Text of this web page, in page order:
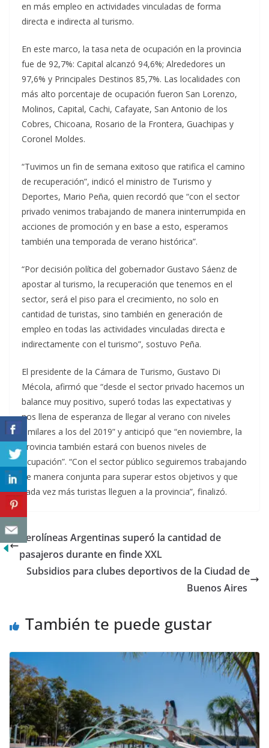
en más empleo en actividades vinculadas de forma
directa e indirecta al turismo.
En este marco, la tasa neta de ocupación en la provincia
fue de 92,7%: Capital alcanzó 94,6%; Alrededores un
97,6% y Principales Destinos 85,7%. Las localidades con
más alto porcentaje de ocupación fueron San Lorenzo,
Molinos, Capital, Cachi, Cafayate, San Antonio de los
Cobres, Chicoana, Rosario de la Frontera, Guachipas y
Coronel Moldes.
“Tuvimos un fin de semana exitoso que ratifica el camino
de recuperación”, indicó el ministro de Turismo y
Deportes, Mario Peña, quien recordó que “con el sector
privado venimos trabajando de manera ininterrumpida en
acciones de promoción y en base a esto, esperamos
también una temporada de verano histórica”.
“Por decisión política del gobernador Gustavo Sáenz de
apostar al turismo, la recuperación que tenemos en el
sector, será el piso para el crecimiento, no solo en
cantidad de turistas, sino también en generación de
empleo en todas las actividades vinculadas directa e
indirectamente con el turismo”, sostuvo Peña.
El presidente de la Cámara de Turismo, Gustavo Di
Mécola, afirmó que “desde el sector privado hacemos un
balance muy positivo, superó todas las expectativas y
nos llena de esperanza de llegar al verano con niveles
similares a los del 2019” y anticipó que “en noviembre, la
provincia también estará con buenos niveles de
ocupación”. “Con el sector público seguiremos trabajando
de manera conjunta para superar estos objetivos y que
cada vez más turistas lleguen a la provincia”, finalizó.
Aerolíneas Argentinas superó la cantidad de
pasajeros durante en finde XXL
Subsidios para clubes deportivos de la Ciudad de
Buenos Aires
También te puede gustar